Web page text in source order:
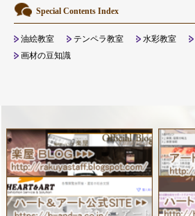
Special Contents Index
油絵教室 テンペラ教室 水彩教室
画材の豆知識